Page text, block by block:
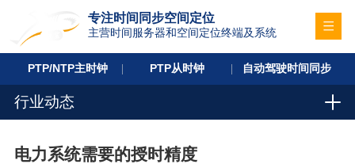
专注时间同步空间定位
主营时间服务器和空间定位终端及系统
PTP/NTP主时钟 PTP从时钟 自动驾驶时间同步
行业动态
电力系统需要的授时精度